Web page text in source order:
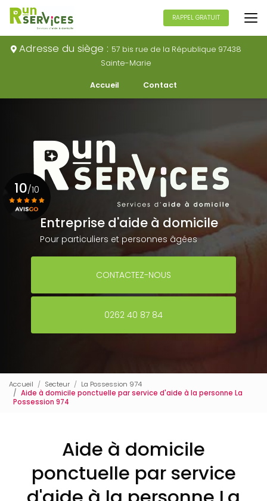
Aller
au
principal
Adresse du siège : 57 bis rue de la République 97438
Sainte-Marie
Accueil Contact
RAPPEL GRATUIT
Entreprise d'aide à domicile
Pour particuliers et personnes âgées
CONTACTEZ-NOUS
0262 40 87 84
10/10
Voir le certificat
Accueil Secteur
La Possession 974
Aide à domicile ponctuelle par service d'aide à la personne La
Possession 974
Aide à domicile
ponctuelle par service